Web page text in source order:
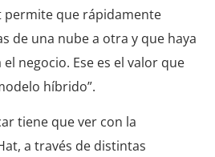
permite que rápidamente
de una nube a otra y que haya
negocio. Ese es el valor que
híbrido”.
tiene que ver con la
a través de distintas